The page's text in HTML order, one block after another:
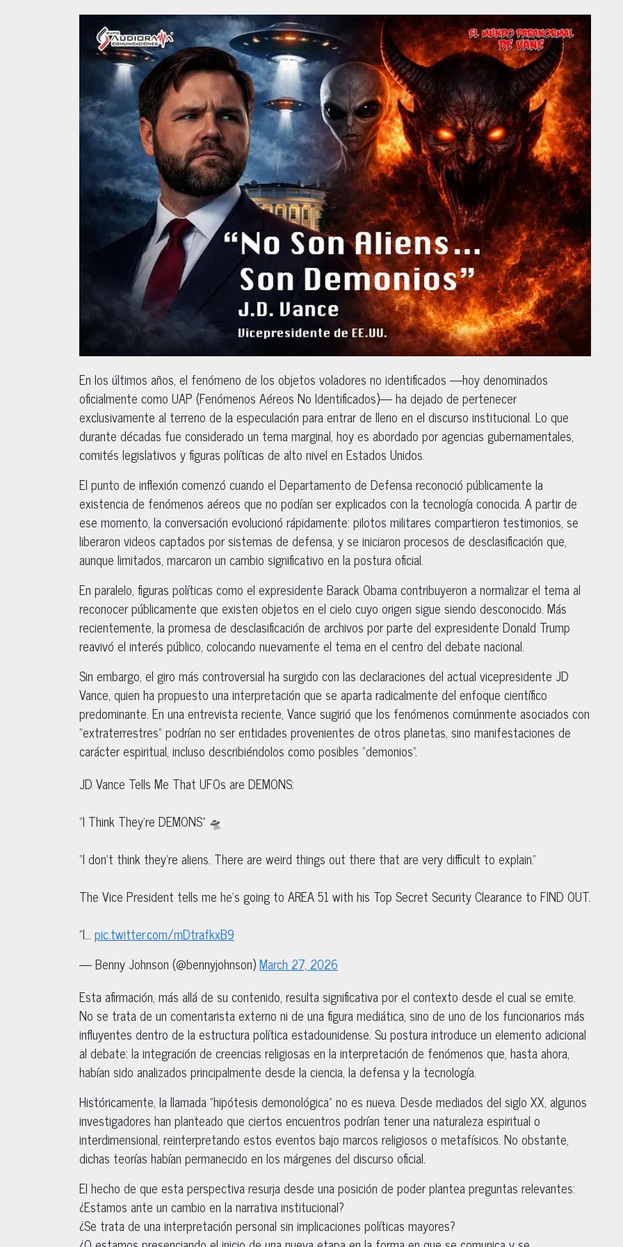
En los últimos años, el fenómeno de los objetos voladores no identificados —hoy denominados
oficialmente como UAP (Fenómenos Aéreos No Identificados)— ha dejado de pertenecer
exclusivamente al terreno de la especulación para entrar de lleno en el discurso institucional. Lo que
durante décadas fue considerado un tema marginal, hoy es abordado por agencias gubernamentales,
comités legislativos y figuras políticas de alto nivel en Estados Unidos.
El punto de inflexión comenzó cuando el Departamento de Defensa reconoció públicamente la
existencia de fenómenos aéreos que no podían ser explicados con la tecnología conocida. A partir de
ese momento, la conversación evolucionó rápidamente: pilotos militares compartieron testimonios, se
liberaron videos captados por sistemas de defensa, y se iniciaron procesos de desclasificación que,
aunque limitados, marcaron un cambio significativo en la postura oficial.
En paralelo, figuras políticas como el expresidente Barack Obama contribuyeron a normalizar el tema al
reconocer públicamente que existen objetos en el cielo cuyo origen sigue siendo desconocido. Más
recientemente, la promesa de desclasificación de archivos por parte del expresidente Donald Trump
reavivó el interés público, colocando nuevamente el tema en el centro del debate nacional.
Sin embargo, el giro más controversial ha surgido con las declaraciones del actual vicepresidente JD
Vance, quien ha propuesto una interpretación que se aparta radicalmente del enfoque científico
predominante. En una entrevista reciente, Vance sugirió que los fenómenos comúnmente asociados con
“extraterrestres” podrían no ser entidades provenientes de otros planetas, sino manifestaciones de
carácter espiritual, incluso describiéndolos como posibles “demonios”.
JD Vance Tells Me That UFOs are DEMONS:
“I Think They’re DEMONS” 🛸
“I don’t think they’re aliens. There are weird things out there that are very difficult to explain.”
The Vice President tells me he’s going to AREA 51 with his Top Secret Security Clearance to FIND OUT.
“I… pic.twitter.com/mDtrafkxB9
— Benny Johnson (@bennyjohnson)March 27, 2026
Esta afirmación, más allá de su contenido, resulta significativa por el contexto desde el cual se emite.
No se trata de un comentarista externo ni de una figura mediática, sino de uno de los funcionarios más
influyentes dentro de la estructura política estadounidense. Su postura introduce un elemento adicional
al debate: la integración de creencias religiosas en la interpretación de fenómenos que, hasta ahora,
habían sido analizados principalmente desde la ciencia, la defensa y la tecnología.
Históricamente, la llamada “hipótesis demonológica” no es nueva. Desde mediados del siglo XX, algunos
investigadores han planteado que ciertos encuentros podrían tener una naturaleza espiritual o
interdimensional, reinterpretando estos eventos bajo marcos religiosos o metafísicos. No obstante,
dichas teorías habían permanecido en los márgenes del discurso oficial.
El hecho de que esta perspectiva resurja desde una posición de poder plantea preguntas relevantes:
¿Estamos ante un cambio en la narrativa institucional?
¿Se trata de una interpretación personal sin implicaciones políticas mayores?